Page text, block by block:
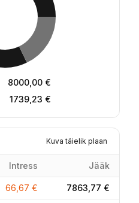
8000,00 €
1739,23 €
Kuva täielik plaan
Intress Jääk
66,67 € 7863,77 €